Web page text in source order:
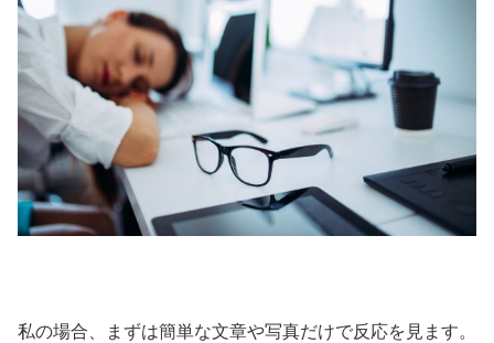
私の場合、まずは簡単な文章や写真だけで反応を見ます。